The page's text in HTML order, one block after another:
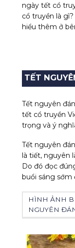
ngày tết cổ
cổ truyền là
hiểu thêm ở
TẾT
Tết nguyên đán
tết cổ truyền
trọng và ý
Tết nguyên đán
là tiết, nguyên
Do đó đọc
buổi sáng sớm
HÌNH ẢNH
NGUYÊN